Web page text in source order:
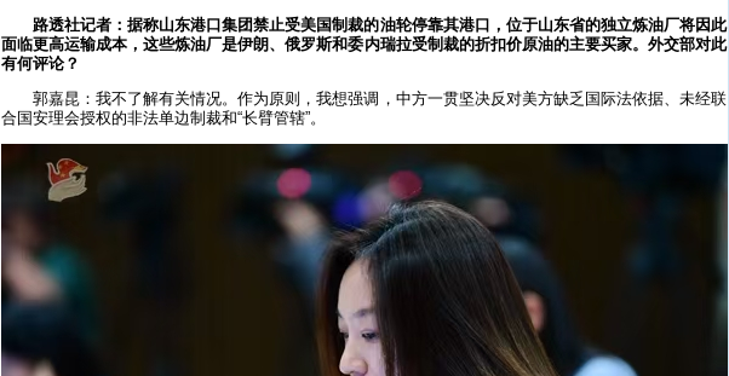
路透社记者：据称山东港口集团禁止受美国制裁的油轮停靠其港口，位于山东省的独立炼油厂将因此
面临更高运输成本，这些炼油厂是伊朗、俄罗斯和委内瑞拉受制裁的折扣价原油的主要买家。外交部对此
有何评论？
郭嘉昆：我不了解有关情况。作为原则，我想强调，中方一贯坚决反对美方缺乏国际法依据、未经联
合国安理会授权的非法单边制裁和“长臂管辖”。